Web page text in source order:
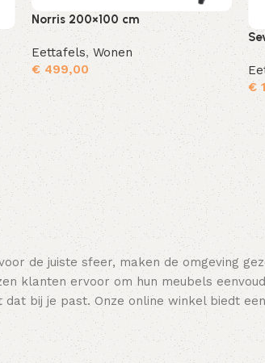
Norris 200×100 cm
Eettafels,Wonen
€499,00
€
de juiste sfeer, maken de omgeving
klanten ervoor om hun meubels
bij je past. Onze online winkel biedt